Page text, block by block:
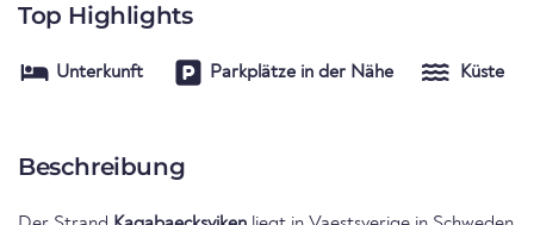
Top Highlights
Unterkunft Parkplätze in der Nähe Küste
Beschreibung